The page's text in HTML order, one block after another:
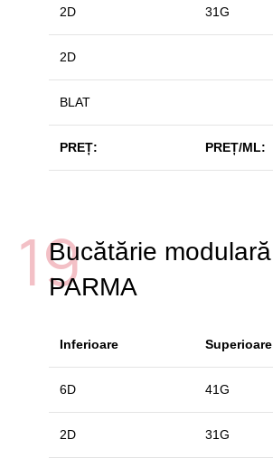
2D 31G
2D
BLAT
PREȚ: PREȚ/ML:
19Bucătărie modulară
PARMA
Inferioare Superioare
6D 41G
2D 31G